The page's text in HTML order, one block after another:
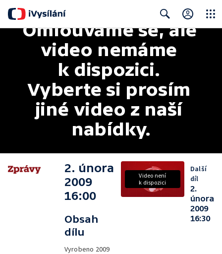
Search
Omlouváme se, ale
video nemáme
k dispozici.
Vyberte si prosím
jiné video z naší
nabídky.
2. února
2009
16:00
Obsah
dílu
Vyrobeno 2009
Video není
k dispozici
Další
díl
2.
února
2009
16:30